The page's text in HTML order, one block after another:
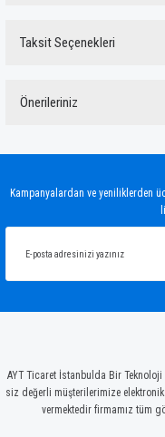
Taksit Seçenekleri
Önerileriniz
Ürün açıklamasında eksik
Kampanyalardan ve yeniliklerden
AYT Ticaret İstanbulda Bir Teknoloji
siz değerli müşterilerimize
vermektedir firmamız tüm